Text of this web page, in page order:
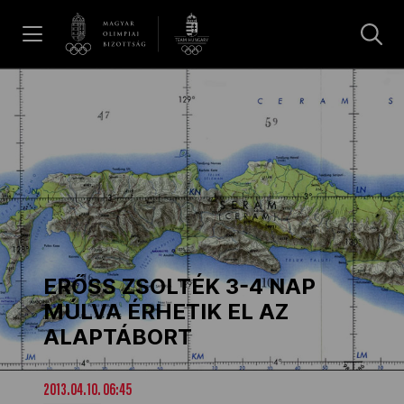
Galéria
Dakar 2026
Los Angeles 2028
MOB
ERŐSS ZSOLTÉK 3-4 NAP
MÚLVA ÉRHETIK EL AZ
ALAPTÁBORT
2013.04.10. 06:45